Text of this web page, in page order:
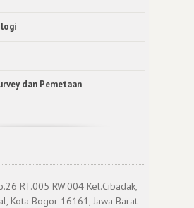
dan Pemetaan
RT.005 RW.004 Kel.Cibadak,
Kota Bogor 16161, Jawa Barat